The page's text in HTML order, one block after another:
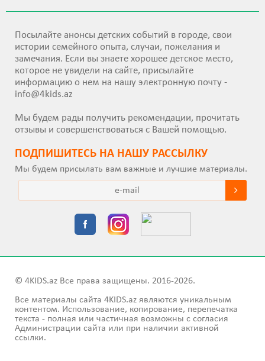
Посылайте анонсы детских событий в городе, свои
истории семейного опыта, случаи, пожелания и
замечания. Если вы знаете хорошее детское место,
которое не увидели на сайте, присылайте
информацию о нем на нашу электронную почту -
info@4kids.az
Мы будем рады получить рекомендации, прочитать
отзывы и совершенствоваться с Вашей помощью.
ПОДПИШИТEСЬ НА НАШУ РАССЫЛКУ
Мы будем присылать вам важные и лучшие материалы.
© 4KIDS.az Все права защищены. 2016-2026.
Все материалы сайта 4KIDS.az являются уникальным
контентом. Использование, копирование, перепечатка
текста - полная или частичная возможны с согласия
Администрации сайта или при наличии активной
ссылки.